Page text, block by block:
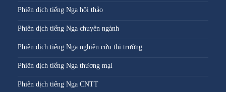
Phiên dịch tiếng Nga hội thảo
Phiên dịch tiếng Nga chuyên ngành
Phiên dịch tiếng Nga nghiên cứu thị trường
Phiên dịch tiếng Nga thương mại
Phiên dịch tiếng Nga CNTT